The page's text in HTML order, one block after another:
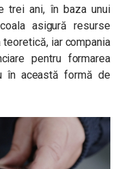
trei ani, în baza unui
asigură resurse
iar compania
pentru formarea
în această formă de